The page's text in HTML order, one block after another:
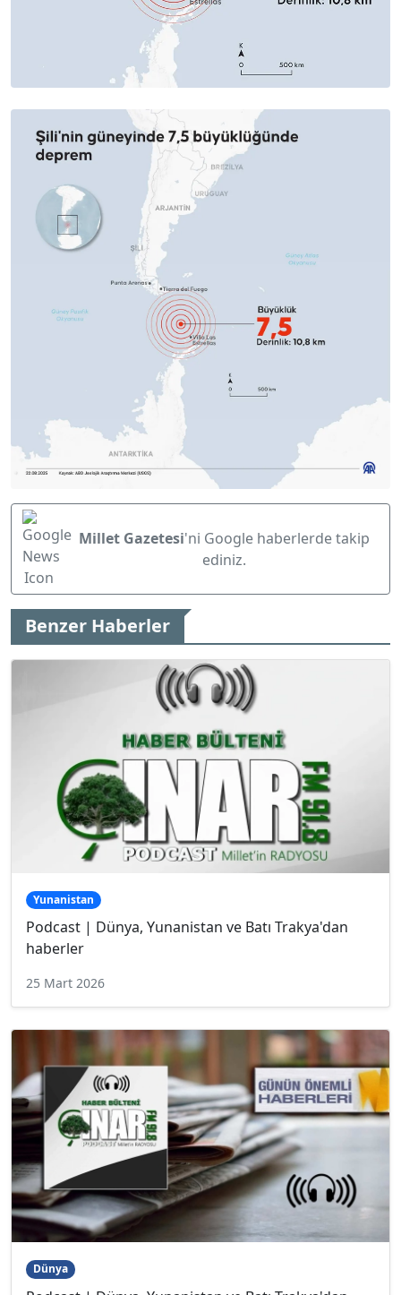
Millet Gazetesi'ni Google haberlerde takip
ediniz.
Benzer Haberler
Yunanistan
Podcast | Dünya, Yunanistan ve Batı Trakya'dan
haberler
25 Mart 2026
Dünya